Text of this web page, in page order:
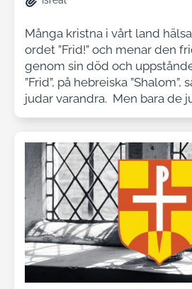
Många kristna i vårt land
ordet ”Frid!” och menar den
genom sin död och
”Frid”, på hebreiska ”Shalom”,
judar varandra. Men bara de